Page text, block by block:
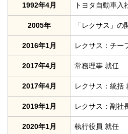
1992年4月 トヨタ自動車入
2005年 「レクサス」
2016年1月 レクサス：チー
2017年4月 常務理事 就任
2017年4月 レクサス：統括
2019年1月 レクサス：副社
2020年1月 執行役員 就任